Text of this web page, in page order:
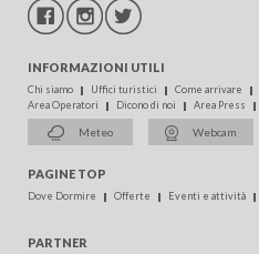
INFORMAZIONI UTILI
Chi siamo Uffici turistici Come arrivare
Area Operatori
Dicono di noi Area Press
Meteo Webcam
PAGINE TOP
Dove Dormire Offerte Eventi e attività
PARTNER